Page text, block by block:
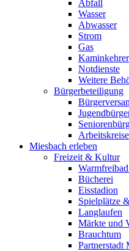
Abfall
Wasser
Abwasser
Strom
Gas
Kaminkehrer
Notdienste
Weitere
Bürgerbeteiligung
Arbeitskreise
Miesbach erleben
Freizeit & Kultur
Bücherei
Eisstadion
Spielplätze
Langlaufen
Märkte und
Brauchtum
Partnerstadt